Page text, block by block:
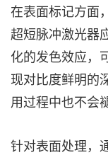
在表面标记方面
超短脉冲激光器
化的发色效应，
现对比度鲜明的
用过程中也不会
针对表面处理，